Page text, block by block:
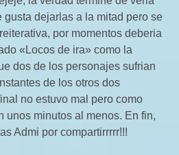
gusta dejarlas a la mitad pero se
por momentos deberia
«Locos de ira» como la
dos de los personajes sufrian
de los otros dos
no estuvo mal pero como
unos minutos al menos. En fin,
Admi por compartirrrrr!!!